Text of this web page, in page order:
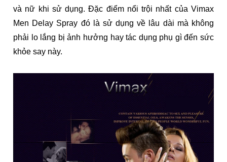
và nữ khi sử dụng. Đặc điểm nổi trội nhất của Vimax
Men Delay Spray đó là sử dụng về lâu dài mà không
phải lo lắng bị ảnh hưởng hay tác dụng phụ gì đến sức
khỏe say này.